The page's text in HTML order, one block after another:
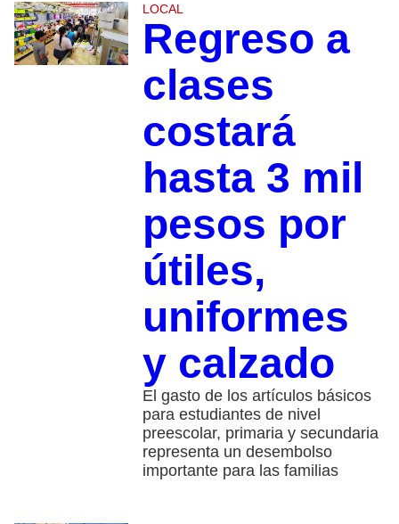
LOCAL
Regreso a
clases
costará
hasta 3 mil
pesos por
útiles,
uniformes
y calzado
El gasto de los artículos básicos
para estudiantes de nivel
preescolar, primaria y secundaria
representa un desembolso
importante para las familias